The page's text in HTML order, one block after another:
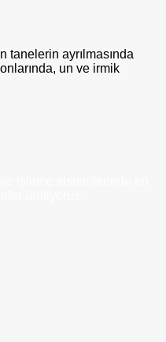
tanelerin ayrılmasında
un ve irmik